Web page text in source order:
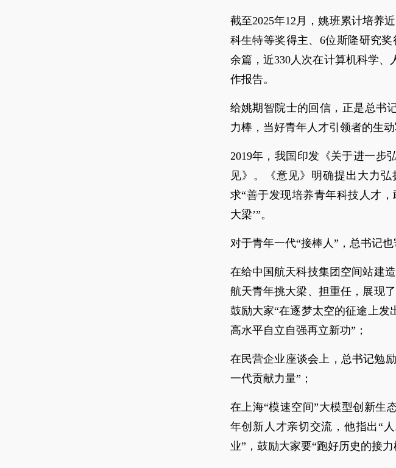
截至2025年12月，姚班累计培养
科生特等奖得主、6位斯隆研究
余篇，近330人次在计算机科学
作报告。
给姚期智院士的回信，正是总书
力棒，当好青年人才引领者的生动
2019年，我国印发《关于进一步
见》。《意见》明确提出大力
求“善于发现培养青年科技人才
大梁’”。
对于青年一代“接棒人”，总书记也
在给中国航天科技集团空间站建
航天青年挑大梁、担重任，展现
鼓励大家“在逐梦太空的征途上
高水平自立自强再立新功”；
在民营企业座谈会上，总书记勉
一代贡献力量”；
在上海“模速空间”大模型创新生
年创新人才亲切交流，他指出“
业”，鼓励大家要“跑好历史的接